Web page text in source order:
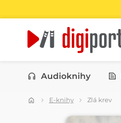
Kategorie
Audioknihy
E-knihy Zlá krev